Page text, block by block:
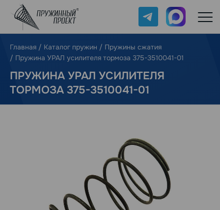
Telegram Max
Главная / Каталог пружин / Пружины сжатия
/ Пружина УРАЛ усилителя тормоза 375-3510041-01
ПРУЖИНА УРАЛ УСИЛИТЕЛЯ
ТОРМОЗА 375-3510041-01